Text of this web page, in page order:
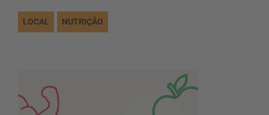
LOCAL NUTRIÇÃO